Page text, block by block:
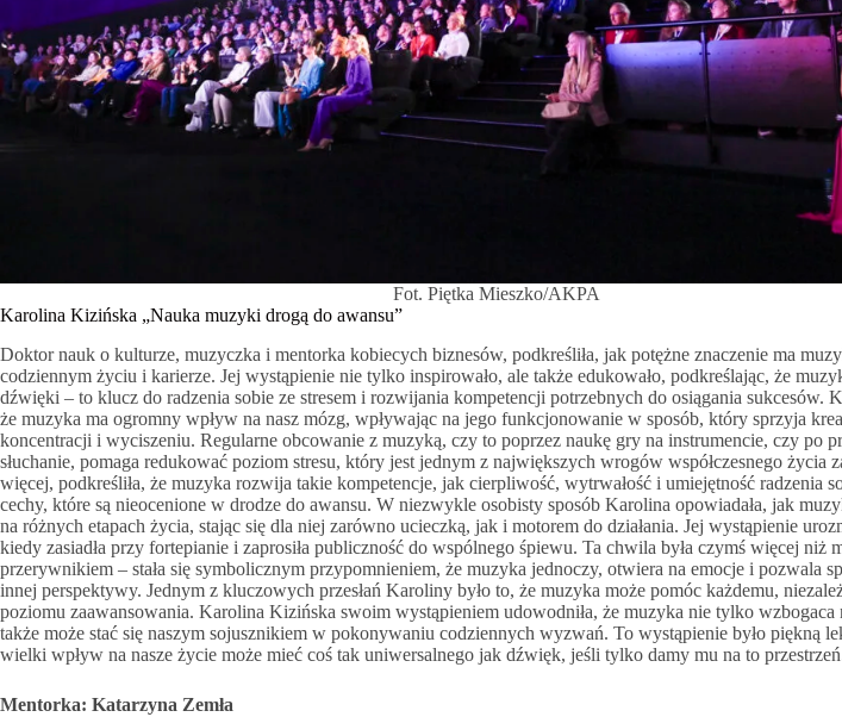
Fot. Piętka Mieszko/AKPA
Karolina Kizińska „Nauka muzyki drogą do awansu”
Doktor nauk o kulturze, muzyczka i mentorka kobiecych biznesów, podkreśliła, jak potężne znaczenie ma
codziennym życiu i karierze. Jej wystąpienie nie tylko inspirowało, ale także edukowało, podkreślając, że
dźwięki – to klucz do radzenia sobie ze stresem i rozwijania kompetencji potrzebnych do osiągania sukcesów.
że muzyka ma ogromny wpływ na nasz mózg, wpływając na jego funkcjonowanie w sposób, który sprzyja
koncentracji i wyciszeniu. Regularne obcowanie z muzyką, czy to poprzez naukę gry na instrumencie, czy po
słuchanie, pomaga redukować poziom stresu, który jest jednym z największych wrogów współczesnego życia
więcej, podkreśliła, że muzyka rozwija takie kompetencje, jak cierpliwość, wytrwałość i umiejętność radzenia
cechy, które są nieocenione w drodze do awansu. W niezwykle osobisty sposób Karolina opowiadała, jak
na różnych etapach życia, stając się dla niej zarówno ucieczką, jak i motorem do działania. Jej wystąpienie
kiedy zasiadła przy fortepianie i zaprosiła publiczność do wspólnego śpiewu. Ta chwila była czymś więcej niż
przerywnikiem – stała się symbolicznym przypomnieniem, że muzyka jednoczy, otwiera na emocje i pozwala
innej perspektywy. Jednym z kluczowych przesłań Karoliny było to, że muzyka może pomóc każdemu,
poziomu zaawansowania. Karolina Kizińska swoim wystąpieniem udowodniła, że muzyka nie tylko wzbogaca
także może stać się naszym sojusznikiem w pokonywaniu codziennych wyzwań. To wystąpienie było piękną
wielki wpływ na nasze życie może mieć coś tak uniwersalnego jak dźwięk, jeśli tylko damy mu na to
Mentorka: Katarzyna Zemła